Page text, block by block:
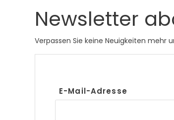
Newsletter
Verpassen Sie keine Neuigkeiten mehr
E-Mail-Adresse